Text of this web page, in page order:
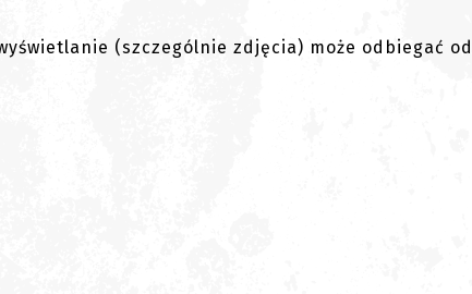
(szczególnie zdjęcia) może odbiegać od